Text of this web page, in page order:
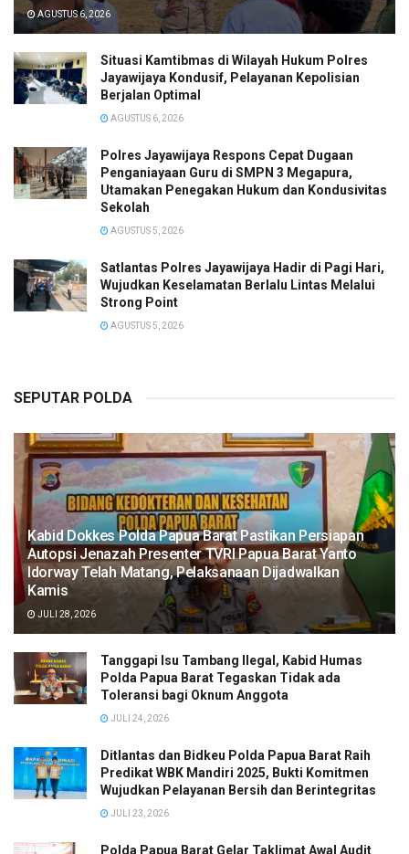
AGUSTUS 6, 2026
Situasi Kamtibmas di Wilayah Hukum Polres
Jayawijaya Kondusif, Pelayanan Kepolisian
Berjalan Optimal
AGUSTUS 6, 2026
Polres Jayawijaya Respons Cepat Dugaan
Penganiayaan Guru di SMPN 3 Megapura,
Utamakan Penegakan Hukum dan Kondusivitas
Sekolah
AGUSTUS 5, 2026
Satlantas Polres Jayawijaya Hadir di Pagi Hari,
Wujudkan Keselamatan Berlalu Lintas Melalui
Strong Point
AGUSTUS 5, 2026
SEPUTAR POLDA
Kabid Dokkes Polda Papua Barat Pastikan Persiapan
Autopsi Jenazah Presenter TVRI Papua Barat Yanto
Idorway Telah Matang, Pelaksanaan Dijadwalkan
Kamis
JULI 28, 2026
Tanggapi Isu Tambang Ilegal, Kabid Humas
Polda Papua Barat Tegaskan Tidak ada
Toleransi bagi Oknum Anggota
JULI 24, 2026
Ditlantas dan Bidkeu Polda Papua Barat Raih
Predikat WBK Mandiri 2025, Bukti Komitmen
Wujudkan Pelayanan Bersih dan Berintegritas
JULI 23, 2026
Polda Papua Barat Gelar Taklimat Awal Audit